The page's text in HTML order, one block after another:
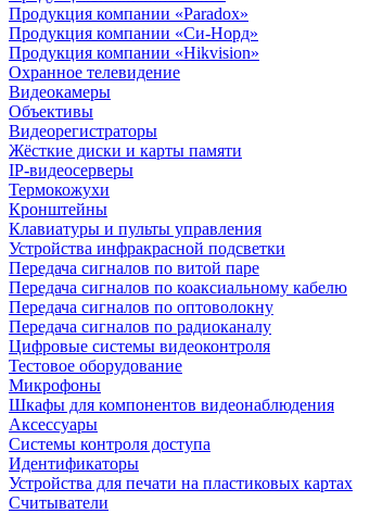
Продукция компании «Paradox»
Продукция компании «Си-Норд»
Продукция компании «Hikvision»
Охранное телевидение
Видеокамеры
Объективы
Видеорегистраторы
Жёсткие диски и карты памяти
IP-видеосерверы
Термокожухи
Кронштейны
Клавиатуры и пульты управления
Устройства инфракрасной подсветки
Передача сигналов по витой паре
Передача сигналов по коаксиальному кабелю
Передача сигналов по оптоволокну
Передача сигналов по радиоканалу
Цифровые системы видеоконтроля
Тестовое оборудование
Микрофоны
Шкафы для компонентов видеонаблюдения
Аксессуары
Системы контроля доступа
Идентификаторы
Устройства для печати на пластиковых картах
Считыватели